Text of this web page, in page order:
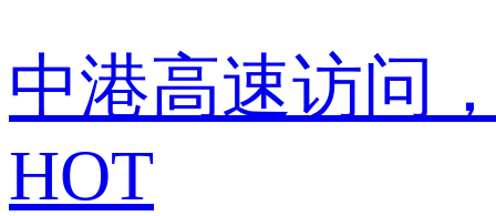
中港高速访问
HOT